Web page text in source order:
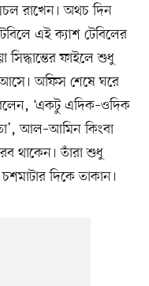
রাখেন। অথচ দিন
এই ক্যাশ টেবিলের
ফাইলে শুধু
অফিস শেষে ঘরে
‘একটু এদিক–ওদিক
আল–আমিন কিংবা
থাকেন। তাঁরা শুধু
দিকে তাকান।